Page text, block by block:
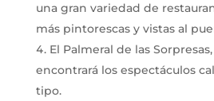
una gran variedad de
más pintorescas y vistas al
El Palmeral de las
encontrará los espectáculos
tipo.